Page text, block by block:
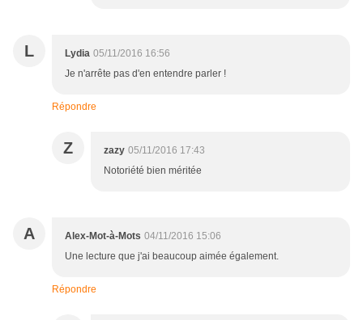
L Lydia 05/11/2016 16:56
Je n'arrête pas d'en entendre parler !
Répondre
Z zazy 05/11/2016 17:43
Notoriété bien méritée
A Alex-Mot-à-Mots 04/11/2016 15:06
Une lecture que j'ai beaucoup aimée également.
Répondre